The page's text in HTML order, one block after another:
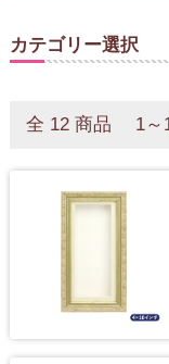
カテゴリー選択
全 12 商品 1～